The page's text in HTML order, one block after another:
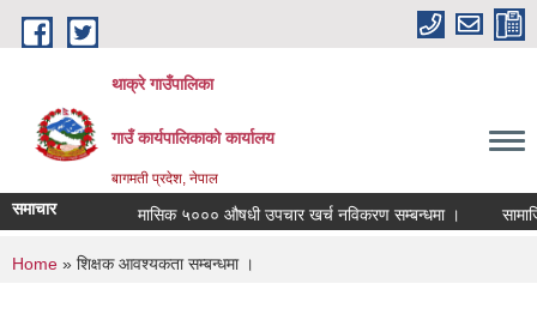
Skip to main content
थाक्रे गाउँपालिका
गाउँ कार्यपालिकाको कार्यालय
बागमती प्रदेश, नेपाल
समाचार मासिक ५००० औषधी उपचार खर्च नविकरण सम्बन्धमा ।
You are here
Home » शिक्षक आवश्यकता सम्बन्धमा ।